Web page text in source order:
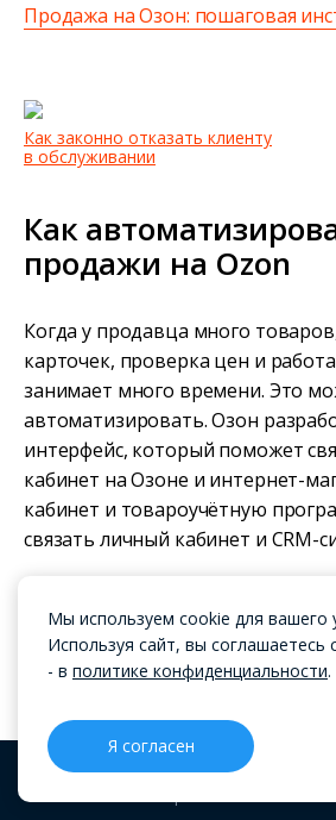
Продажа на Озон: пошаговая
Как законно отказать клиенту
в обслуживании
Как
продажи на Ozon
Когда у продавца много
карточек, проверка цен и
занимает много времени. Это
автоматизировать. Озон
интерфейс, который поможет
кабинет на Озоне и интернет-
кабинет и товароучётную
связать личный кабинет и CRM-
писать код, тратить на это
интеграторов, которые помогут
Всё про Seller API
Мы используем cookie для вашего
Используя сайт, вы соглашаетесь
- в политике конфиденциальности.
Я согласен